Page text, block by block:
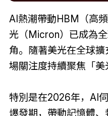
AI熱潮帶動HBM（高
光（Micron）已成為
角。隨著美光在全球
場關注度持續聚焦「美
特別是在2026年，AI
爆發期，帶動記憶體